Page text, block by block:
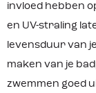
invloed hebben
en UV-straling
levensduur van
maken van je
zwemmen goed